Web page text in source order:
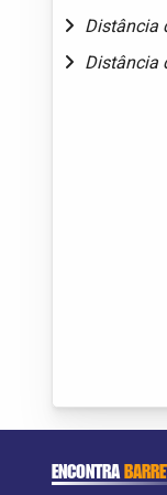
Distância
Distância
ENCONTRA